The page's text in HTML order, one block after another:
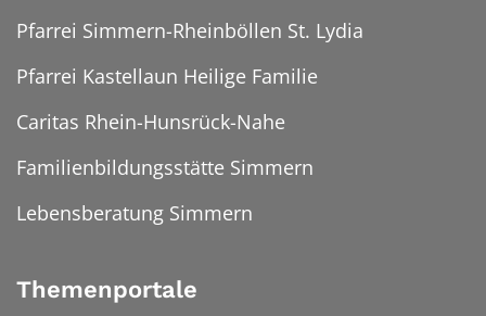
Pfarrei Simmern-Rheinböllen St. Lydia
Pfarrei Kastellaun Heilige Familie
Caritas Rhein-Hunsrück-Nahe
Familienbildungsstätte Simmern
Lebensberatung Simmern
Themenportale